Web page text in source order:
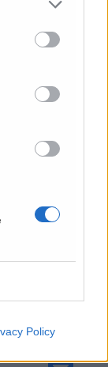
Policy
scrive la
le
dell’Asur
di
il reparto
31) ma al
negli
bloccata
non